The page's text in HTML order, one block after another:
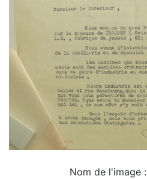
Nom de l'image :